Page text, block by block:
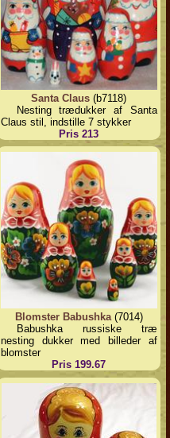
Santa Claus (b7118)
Nesting trædukker af Santa
Claus stil, indstille 7 stykker
Pris 213
Blomster Babushka(7014)
Babushka russiske træ
nesting dukker med billeder af
blomster
Pris 199.67